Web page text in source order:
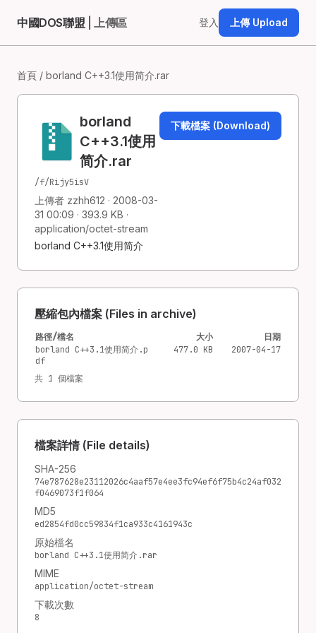
中國DOS聯盟 | 上傳區 登入 上傳 Upload
首頁 / borland C++3.1使用简介.rar
borland
C++3.1使用
简介.rar
/f/Rijy5isV
上傳者 zzhh612 · 2008-03-
31 00:09 · 393.9 KB ·
application/octet-stream
borland C++3.1使用简介
下載檔案 (Download)
壓縮包內檔案 (Files in archive)
路徑/檔名 大小
日期
borland C++3.1使用简介.p
df
477.0 KB 2007-04-17
共 1 個檔案
檔案詳情 (File details)
SHA-256
74e787628e23112026c4aaf57e4ee3fc94ef6f75b4c24af032
f0469073f1f064
MD5
ed2854fd0cc59834f1ca933c4161943c
原始檔名
borland C++3.1使用简介.rar
MIME
application/octet-stream
下載次數
8